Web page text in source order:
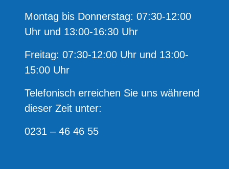
Montag bis Donnerstag: 07:30-12:00
Uhr und 13:00-16:30 Uhr
Freitag: 07:30-12:00 Uhr und 13:00-
15:00 Uhr
Telefonisch erreichen Sie uns während
dieser Zeit unter:
0231 – 46 46 55